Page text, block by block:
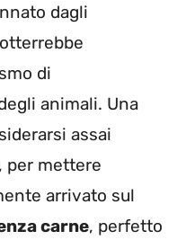
dagli
di
animali. Una
assai
per mettere
arrivato sul
carne, perfetto